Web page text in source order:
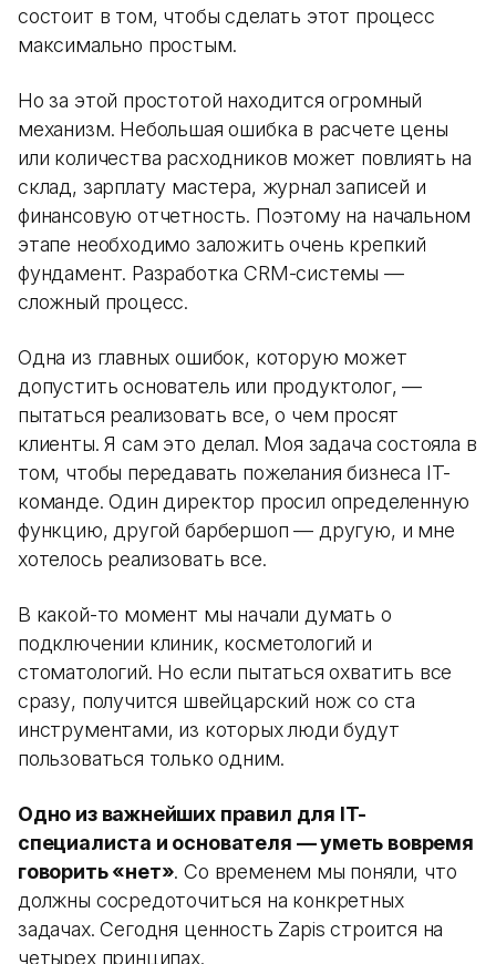
состоит в том, чтобы сделать этот процесс
максимально простым.
Но за этой простотой находится огромный
механизм. Небольшая ошибка в расчете цены
или количества расходников может повлиять на
склад, зарплату мастера, журнал записей и
финансовую отчетность. Поэтому на начальном
этапе необходимо заложить очень крепкий
фундамент. Разработка CRM-системы —
сложный процесс.
Одна из главных ошибок, которую может
допустить основатель или продуктолог, —
пытаться реализовать все, о чем просят
клиенты. Я сам это делал. Моя задача состояла в
том, чтобы передавать пожелания бизнеса IT-
команде. Один директор просил определенную
функцию, другой барбершоп — другую, и мне
хотелось реализовать все.
В какой-то момент мы начали думать о
подключении клиник, косметологий и
стоматологий. Но если пытаться охватить все
сразу, получится швейцарский нож со ста
инструментами, из которых люди будут
пользоваться только одним.
Одно из важнейших правил для IT-
специалиста и основателя — уметь вовремя
говорить «нет». Со временем мы поняли, что
должны сосредоточиться на конкретных
задачах. Сегодня ценность Zapis строится на
четырех принципах.